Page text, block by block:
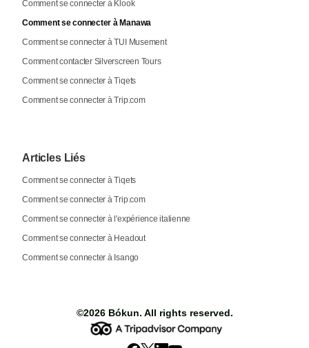
Comment se connecter à Klook
Comment se connecter à Manawa
Comment se connecter à TUI Musement
Comment contacter Silverscreen Tours
Comment se connecter à Tiqets
Comment se connecter à Trip.com
Articles Liés
Comment se connecter à Tiqets
Comment se connecter à Trip.com
Comment se connecter à l'expérience italienne
Comment se connecter à Headout
Comment se connecter à Isango
©2026 Bókun. All rights reserved.